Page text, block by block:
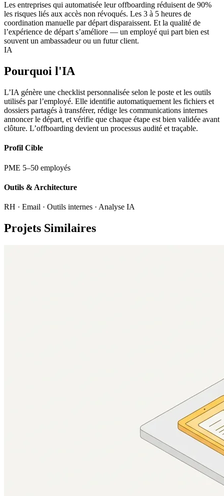
Les entreprises qui automatisée leur offboarding réduisent de 90%
les risques liés aux accès non révoqués. Les 3 à 5 heures de
coordination manuelle par départ disparaissent. Et la qualité de
l’expérience de départ s’améliore — un employé qui part bien est
souvent un ambassadeur ou un futur client.
IA
Pourquoi l'IA
L’IA génère une checklist personnalisée selon le poste et les outils
utilisés par l’employé. Elle identifie automatiquement les fichiers et
dossiers partagés à transférer, rédige les communications internes
annoncer le départ, et vérifie que chaque étape est bien validée avant
clôture. L’offboarding devient un processus audité et traçable.
Profil Cible
PME 5–50 employés
Outils & Architecture
RH · Email · Outils internes · Analyse IA
Projets Similaires